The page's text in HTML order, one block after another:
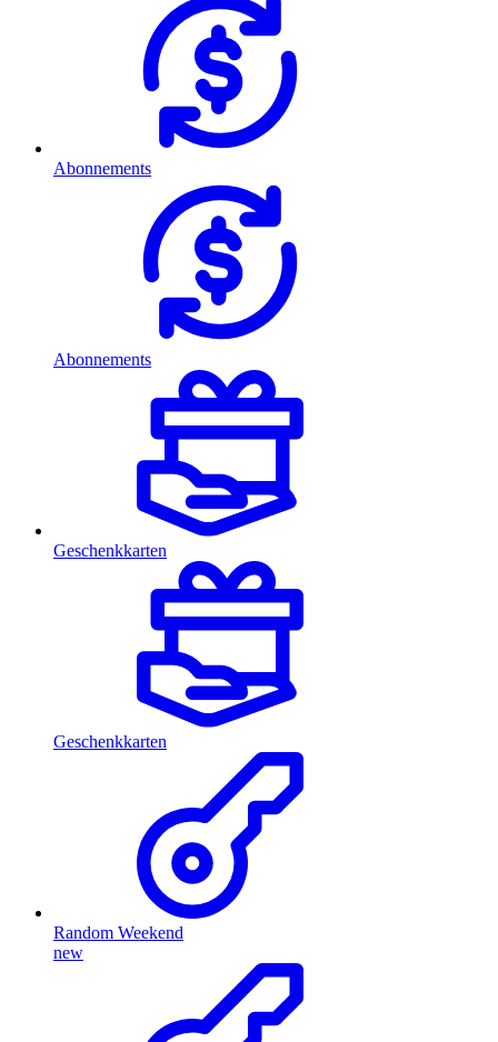
Abonnements
Abonnements
Geschenkkarten
Geschenkkarten
Random Weekend
new